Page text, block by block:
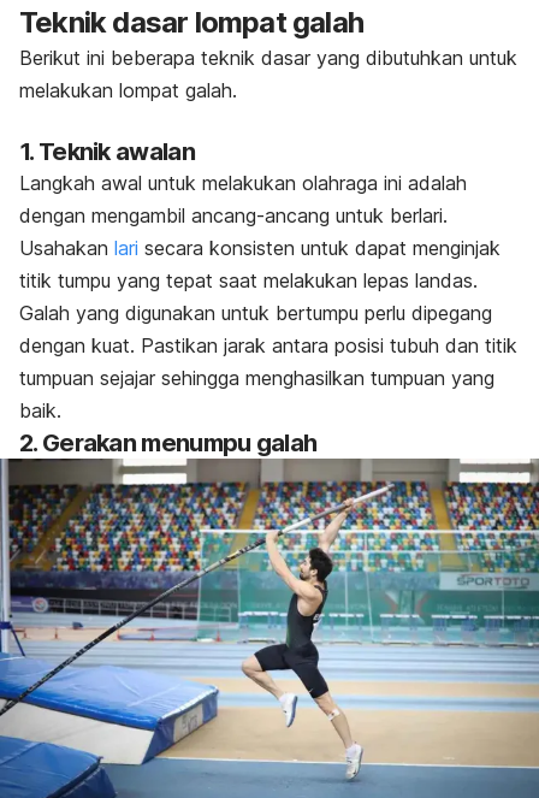
Teknik dasar lompat galah
Berikut ini beberapa teknik dasar yang dibutuhkan untuk
melakukan lompat galah.
1. Teknik awalan
Langkah awal untuk melakukan olahraga ini adalah
dengan mengambil ancang-ancang untuk berlari.
Usahakan lari secara konsisten untuk dapat menginjak
titik tumpu yang tepat saat melakukan lepas landas.
Galah yang digunakan untuk bertumpu perlu dipegang
dengan kuat. Pastikan jarak antara posisi tubuh dan titik
tumpuan sejajar sehingga menghasilkan tumpuan yang
baik.
2. Gerakan menumpu galah